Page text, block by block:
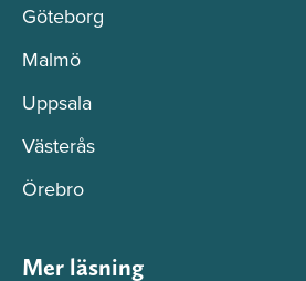
Göteborg
Malmö
Uppsala
Västerås
Örebro
Mer läsning